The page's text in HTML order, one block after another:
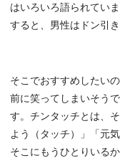
はいろいろ語られてい
すると、男性はドン引
そこでおすすめしたいの
前に笑ってしまいそう
す。チンタッチとは、
よう（タッチ）」「元
そこにもうひとりいる